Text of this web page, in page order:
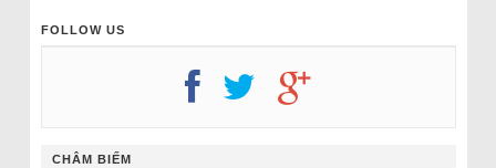
FOLLOW US
CHÂM BIẾM